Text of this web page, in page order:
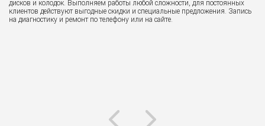
дисков и колодок. Выполняем работы любой сложности, для постоянных
клиентов действуют выгодные скидки и специальные предложения. Запись
на диагностику и ремонт по телефону или на сайте.